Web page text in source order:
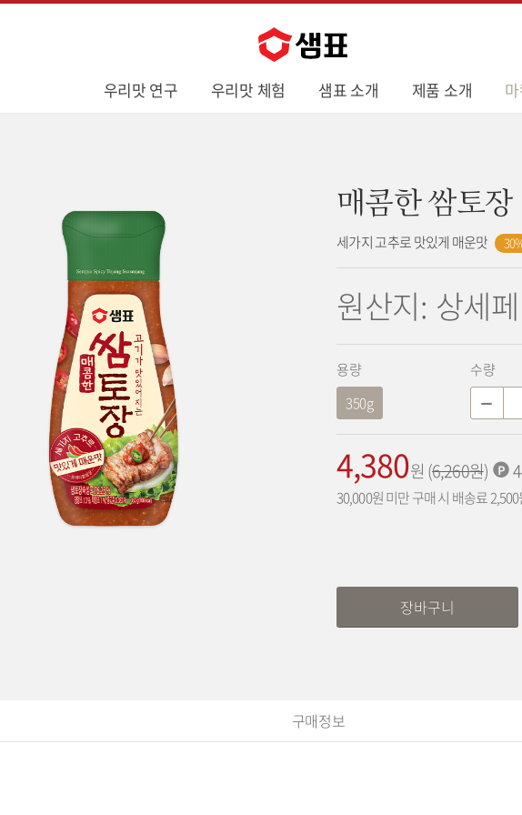
우리맛 연구 우리맛 체험 샘표 소개 제품 소개
매콤한 쌈토장
세가지 고추로 맛있게 매운맛
원산지: 상세
구
매
옵
션
용량
350g
수량
소
가
격:
4,380원 (기
존
6,260원) 적
립
30,000원 미만 구매 시 배송료 2,500
장바구니
구매정보